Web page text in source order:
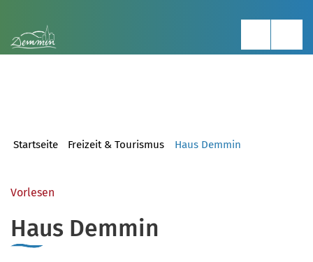
Startseite Freizeit & Tourismus Haus Demmin
Vorlesen
Haus Demmin